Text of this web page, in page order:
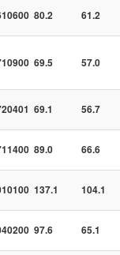
80.2 61.2
69.5 57.0
69.1 56.7
89.0 66.6
137.1 104.1
97.6 65.1